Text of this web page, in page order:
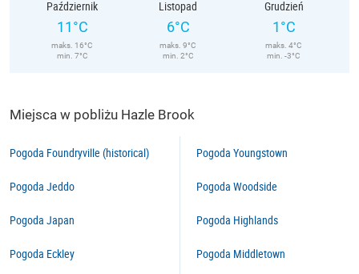
Październik
11°C
maks. 16°C
min. 7°C
Listopad
6°C
maks. 9°C
min. 2°C
Grudzień
1°C
maks. 4°C
min. -3°C
Miejsca w pobliżu Hazle Brook
Pogoda Foundryville (historical)
Pogoda Jeddo
Pogoda Japan
Pogoda Eckley
Pogoda Youngstown
Pogoda Woodside
Pogoda Highlands
Pogoda Middletown